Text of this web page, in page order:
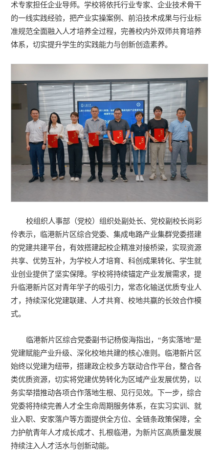
术专家担任企业导师。学校将依托行业专家、企业技术骨干
的一线实践经验，把产业实操案例、前沿技术成果与行业标
准规范全面融入人才培养全过程，完善校内外双师共育培养
体系，切实提升学生的实践能力与创新创造素养。
校组织人事部（党校）组织处副处长、党校副校长尚彩
伶表示，临港新片区综合党委、集成电路产业集群党委搭建
的党建共建平台，有效搭建起校企精准对接桥梁，实现资源
共享、优势互补，为学校人才培育、科创成果转化、学生就
业创业提供了坚实保障。学校将持续锚定产业发展需求，提
升临港新片区对青年学子的吸引力，常态化输送优质专业人
才，持续深化党建联建、人才共育、校地共赢的长效合作模
式。
临港新片区综合党委副书记杨俊海指出，“务实落地”是
党建赋能产业升级、深化校地共建的核心准则。临港新片区
始终以党建为纽带，搭建政企校多方联动合作平台，整合各
类优质资源，切实将党建优势转化为区域产业发展优势，以
务实举措推动各项合作落地生根、见行见效。下一步，综合
党委将持续完善人才全生命周期服务体系，在实习实训、就
业入职、安家落户等方面提供全方位、全链条政策保障，全
力护航青年人才成长成才、扎根临港，为新片区高质量发展
持续注入人才活水与创新动能。